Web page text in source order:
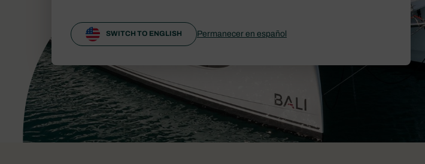
SWITCH TO ENGLISH Permanecer en español